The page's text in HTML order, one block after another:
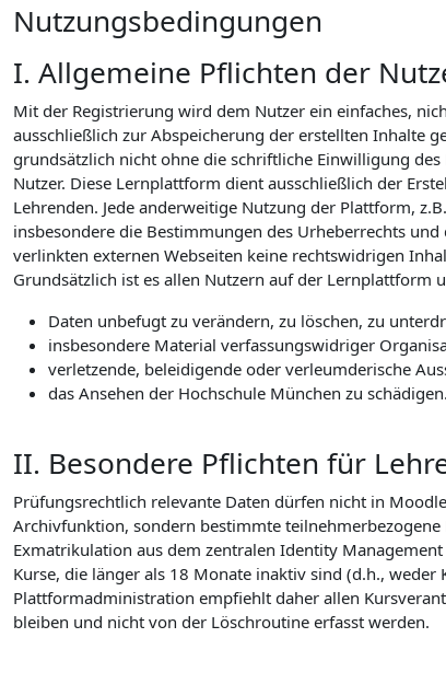
Nutzungsbedingungen
I. Allgemeine Pflichten der
Mit der Registrierung wird dem Nutzer ein einfaches,
ausschließlich zur Abspeicherung der erstellten Inhalte
grundsätzlich nicht ohne die schriftliche Einwilligung
Nutzer. Diese Lernplattform dient ausschließlich der
Lehrenden. Jede anderweitige Nutzung der Plattform,
insbesondere die Bestimmungen des Urheberrechts
verlinkten externen Webseiten keine rechtswidrigen
Grundsätzlich ist es allen Nutzern auf der Lernplattform
Daten unbefugt zu verändern, zu löschen, zu
insbesondere Material verfassungswidriger
verletzende, beleidigende oder verleumderische
das Ansehen der Hochschule München zu schädigen.
II. Besondere Pflichten für
Prüfungsrechtlich relevante Daten dürfen nicht in
Archivfunktion, sondern bestimmte
Exmatrikulation aus dem zentralen Identity
Kurse, die länger als 18 Monate inaktiv sind (d.h.,
Plattformadministration empfiehlt daher allen
bleiben und nicht von der Löschroutine erfasst werden.